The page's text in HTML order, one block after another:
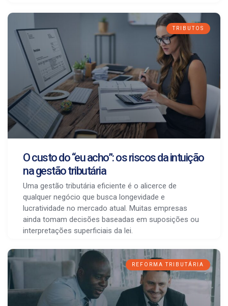
TRIBUTOS
O custo do “eu acho”: os riscos da intuição
na gestão tributária
Uma gestão tributária eficiente é o alicerce de
qualquer negócio que busca longevidade e
lucratividade no mercado atual. Muitas empresas
ainda tomam decisões baseadas em suposições ou
interpretações superficiais da lei.
REFORMA TRIBUTÁRIA